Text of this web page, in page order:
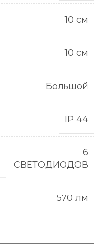
10 см
10 см
Большой
IP 44
6
СВЕТОДИОДОВ
570 лм